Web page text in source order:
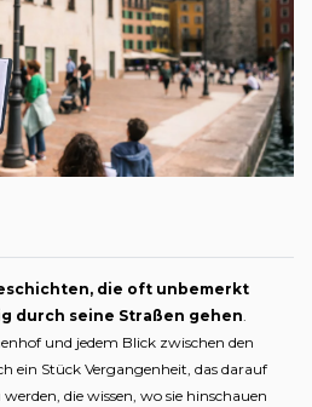
die oft unbemerkt
durch seine Straßen gehen.
und jedem Blick zwischen den
ein Stück Vergangenheit, das darauf
die wissen, wo sie hinschauen